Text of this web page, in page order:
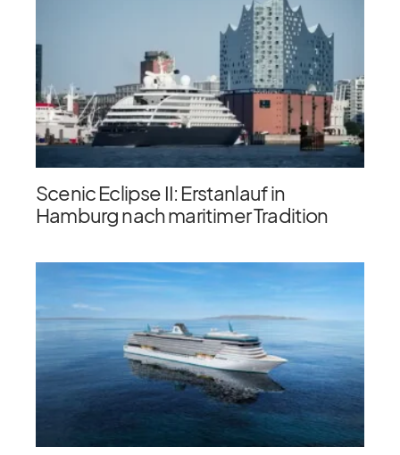
Scenic Eclipse II: Erstanlauf in
Hamburg nach maritimer Tradition